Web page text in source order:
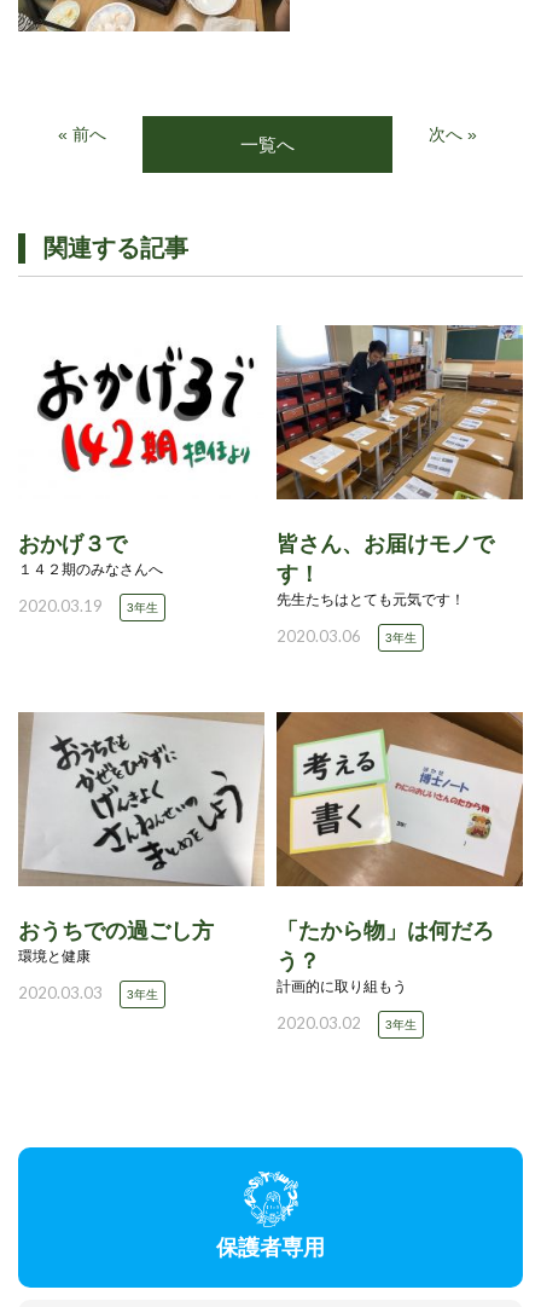
« 前へ 一覧へ 次へ »
関連する記事
おかげ３で
１４２期のみなさんへ
2020.03.19 3年生
皆さん、お届けモノで
す！
先生たちはとても元気です！
2020.03.06 3年生
おうちでの過ごし方
環境と健康
2020.03.03 3年生
「たから物」は何だろ
う？
計画的に取り組もう
2020.03.02 3年生
保護者専用